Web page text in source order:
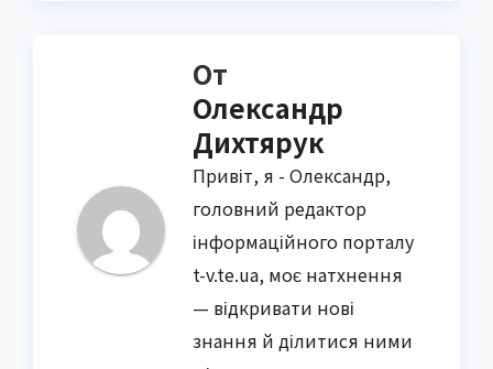
От
Олександр
Дихтярук
Привіт, я - Олександр,
головний редактор
інформаційного порталу
t-v.te.ua, моє натхнення
— відкривати нові
знання й ділитися ними